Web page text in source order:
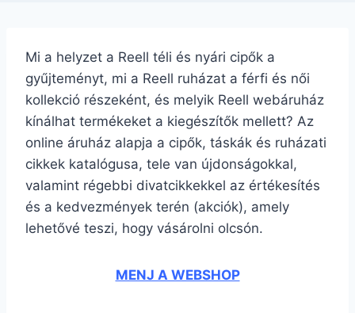
Mi a helyzet a Reell téli és nyári cipők a
gyűjteményt, mi a Reell ruházat a férfi és női
kollekció részeként, és melyik Reell webáruház
kínálhat termékeket a kiegészítők mellett? Az
online áruház alapja a cipők, táskák és ruházati
cikkek katalógusa, tele van újdonságokkal,
valamint régebbi divatcikkekkel az értékesítés
és a kedvezmények terén (akciók), amely
lehetővé teszi, hogy vásárolni olcsón.
MENJ A WEBSHOP